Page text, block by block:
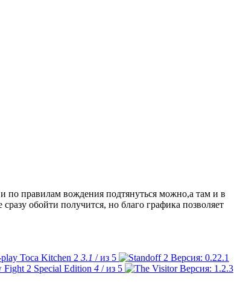
по правилам вождения подтянуться можно,а там и в
обойти получится, но благо графика позволяет
Toca Kitchen 2 3.1 / из 5
Fight 2 Special Edition 4 / из 5